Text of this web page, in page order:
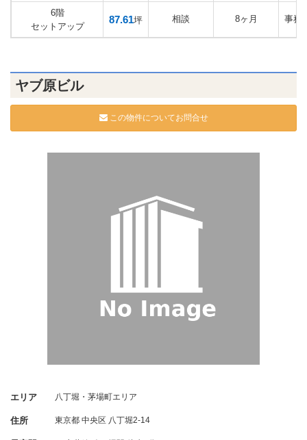
6階
セットアップ
87.61坪 相談 8ヶ月 事務
ヤブ原ビル
この物件についてお問合せ
エリア 八丁堀・茅場町エリア
住所 東京都 中央区 八丁堀2-14